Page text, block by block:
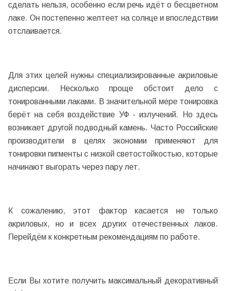
сделать нельзя, особенно если речь идёт о бесцветном
лаке. Он постепенно желтеет на солнце и впоследствии
отслаивается.
Для этих целей нужны специализированные акриловые
дисперсии. Несколько проще обстоит дело с
тонированными лаками. В значительной мере тонировка
берёт на себя воздействие УФ - излучений. Но здесь
возникает другой подводный камень. Часто Российские
производители в целях экономии применяют для
тонировки пигменты с низкой светостойкостью, которые
начинают выгорать через пару лет.
К сожалению, этот фактор касается не только
акриловых, но и всех других отечественных лаков.
Перейдём к конкретным рекомендациям по работе.
Если Вы хотите получить максимальный декоративный